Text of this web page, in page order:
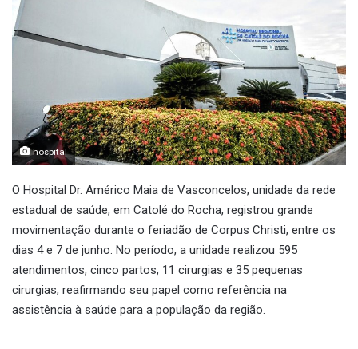
hospital
O Hospital Dr. Américo Maia de Vasconcelos, unidade da rede
estadual de saúde, em Catolé do Rocha, registrou grande
movimentação durante o feriadão de Corpus Christi, entre os
dias 4 e 7 de junho. No período, a unidade realizou 595
atendimentos, cinco partos, 11 cirurgias e 35 pequenas
cirurgias, reafirmando seu papel como referência na
assistência à saúde para a população da região.